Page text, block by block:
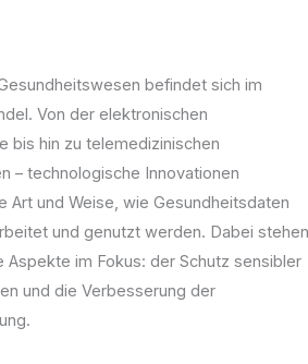
befindet sich im
Von der elektronischen
bis hin zu telemedizinischen
– technologische Innovationen
Art und Weise, wie Gesundheitsdaten
und genutzt werden. Dabei stehen
Aspekte im Fokus: der Schutz sensibler
und die Verbesserung der